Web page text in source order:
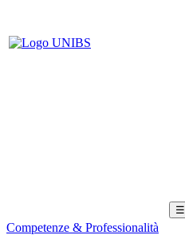
☰
Competenze & Professionalità